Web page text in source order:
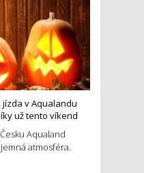
v Aqualandu
už tento víkend
Aqualand
atmosféra.